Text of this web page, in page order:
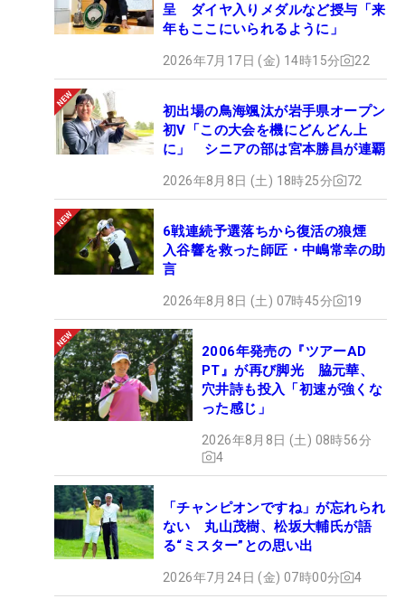
呈 ダイヤ入りメダルなど授与「来
年もここにいられるように」
2026年7月17日 (金) 14時15分 22
初出場の鳥海颯汰が岩手県オープン
初V「この大会を機にどんどん上
に」 シニアの部は宮本勝昌が連覇
2026年8月8日 (土) 18時25分 72
6戦連続予選落ちから復活の狼煙
入谷響を救った師匠・中嶋常幸の助
言
2026年8月8日 (土) 07時45分 19
2006年発売の『ツアーAD
PT』が再び脚光 脇元華、
穴井詩も投入「初速が強くな
った感じ」
2026年8月8日 (土) 08時56分
4
「チャンピオンですね」が忘れられ
ない 丸山茂樹、松坂大輔氏が語
る“ミスター”との思い出
2026年7月24日 (金) 07時00分 4